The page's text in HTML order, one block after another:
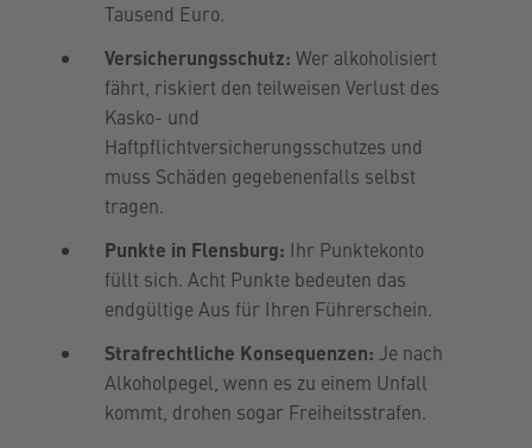
Tausend Euro.
Versicherungsschutz: Wer alkoholisiert
fährt, riskiert den teilweisen Verlust des
Kasko- und
Haftpflichtversicherungsschutzes und
muss Schäden gegebenenfalls selbst
tragen.
Punkte in Flensburg:
Ihr Punktekonto
füllt sich. Acht Punkte bedeuten das
endgültige Aus für Ihren Führerschein.
Strafrechtliche Konsequenzen: Je nach
Alkoholpegel, wenn es zu einem Unfall
kommt, drohen sogar Freiheitsstrafen.